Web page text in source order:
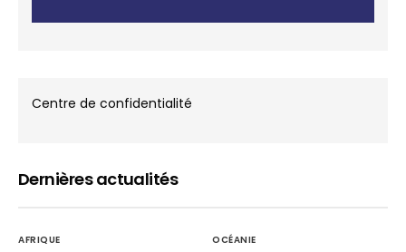
Centre de confidentialité
Dernières actualités
AFRIQUE OCÉANIE